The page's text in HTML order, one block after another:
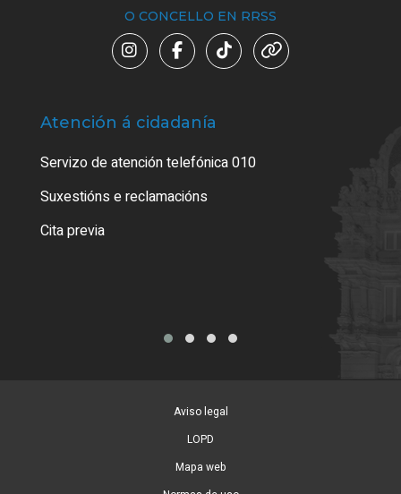
O CONCELLO EN RRSS
Atención á cidadanía
Servizo de atención telefónica 010
Suxestións e reclamacións
Cita previa
Aviso legal
LOPD
Mapa web